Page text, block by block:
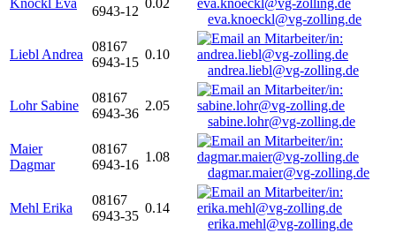
Knöckl Eva
6943-12
0.02
eva.knoeckl@vg-zolling.de
Liebl Andrea
08167
6943-15
0.10
andrea.liebl@vg-zolling.de
Lohr Sabine
08167
6943-36
2.05
sabine.lohr@vg-zolling.de
Maier
Dagmar
08167
6943-16
1.08
dagmar.maier@vg-zolling.de
Mehl Erika
08167
6943-35
0.14
erika.mehl@vg-zolling.de